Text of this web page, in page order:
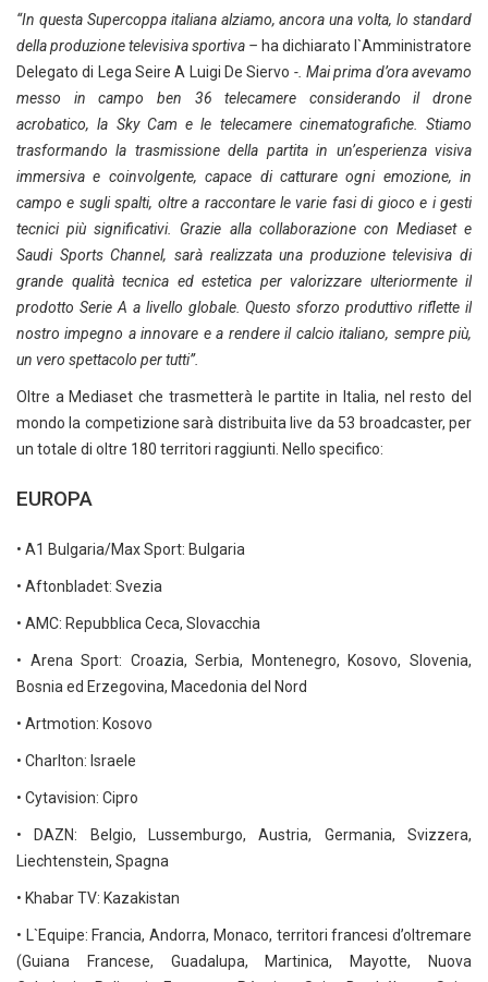
“In questa Supercoppa italiana alziamo, ancora una volta, lo standard
della produzione televisiva sportiva – ha dichiarato l`Amministratore
Delegato di Lega Seire A Luigi De Siervo -. Mai prima d’ora avevamo
messo in campo ben 36 telecamere considerando il drone
acrobatico, la Sky Cam e le telecamere cinematografiche. Stiamo
trasformando la trasmissione della partita in un’esperienza visiva
immersiva e coinvolgente, capace di catturare ogni emozione, in
campo e sugli spalti, oltre a raccontare le varie fasi di gioco e i gesti
tecnici più significativi. Grazie alla collaborazione con Mediaset e
Saudi Sports Channel, sarà realizzata una produzione televisiva di
grande qualità tecnica ed estetica per valorizzare ulteriormente il
prodotto Serie A a livello globale. Questo sforzo produttivo riflette il
nostro impegno a innovare e a rendere il calcio italiano, sempre più,
un vero spettacolo per tutti”.
Oltre a Mediaset che trasmetterà le partite in Italia, nel resto del
mondo la competizione sarà distribuita live da 53 broadcaster, per
un totale di oltre 180 territori raggiunti. Nello specifico:
EUROPA
• A1 Bulgaria/Max Sport: Bulgaria
• Aftonbladet: Svezia
• AMC: Repubblica Ceca, Slovacchia
• Arena Sport: Croazia, Serbia, Montenegro, Kosovo, Slovenia,
Bosnia ed Erzegovina, Macedonia del Nord
• Artmotion: Kosovo
• Charlton: Israele
• Cytavision: Cipro
• DAZN: Belgio, Lussemburgo, Austria, Germania, Svizzera,
Liechtenstein, Spagna
• Khabar TV: Kazakistan
• L`Equipe: Francia, Andorra, Monaco, territori francesi d’oltremare
(Guiana Francese, Guadalupa, Martinica, Mayotte, Nuova